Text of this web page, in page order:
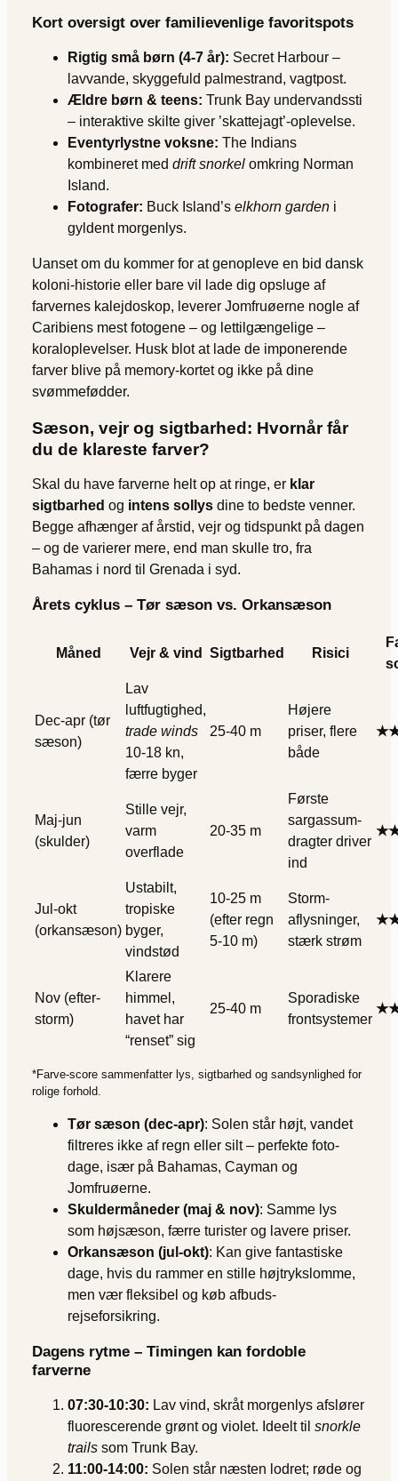
Kort oversigt over familievenlige favoritspots
Rigtig små børn (4-7 år): Secret Harbour –
lavvande, skyggefuld palmestrand, vagtpost.
Ældre børn & teens: Trunk Bay undervandssti
– interaktive skilte giver ’skattejagt’-oplevelse.
Eventyrlystne voksne: The Indians
kombineret med drift snorkel omkring Norman
Island.
Fotografer: Buck Island’s elkhorn garden i
gyldent morgenlys.
Uanset om du kommer for at genopleve en bid dansk
koloni-historie eller bare vil lade dig opsluge af
farvernes kalejdoskop, leverer Jomfruøerne nogle af
Caribiens mest fotogene – og lettilgængelige –
koraloplevelser. Husk blot at lade de imponerende
farver blive på memory-kortet og ikke på dine
svømmefødder.
Sæson, vejr og sigtbarhed: Hvornår får
du de klareste farver?
Skal du have farverne helt op at ringe, er klar
sigtbarhed og intens sollys dine to bedste venner.
Begge afhænger af årstid, vejr og tidspunkt på dagen
– og de varierer mere, end man skulle tro, fra
Bahamas i nord til Grenada i syd.
Årets cyklus – Tør sæson vs. Orkansæson
Måned Vejr & vind Sigtbarhed Risici
Dec-apr (tør
sæson)
Lav
luftfugtighed,
trade winds
10-18 kn,
færre byger
25-40 m
Højere
priser, flere
både
Maj-jun
(skulder)
Stille vejr,
varm
overflade
20-35 m
Første
sargassum-
dragter driver
ind
Jul-okt
(orkansæson)
Ustabilt,
tropiske
byger,
vindstød
10-25 m
(efter regn
5-10 m)
Storm-
aflysninger,
stærk strøm
Nov (efter-
storm)
Klarere
himmel,
havet har
“renset” sig
25-40 m
Sporadiske
frontsystemer
*Farve-score sammenfatter lys, sigtbarhed og sandsynlighed for
rolige forhold.
Tør sæson (dec-apr): Solen står højt, vandet
filtreres ikke af regn eller silt – perfekte foto-
dage, især på Bahamas, Cayman og
Jomfruøerne.
Skuldermåneder (maj & nov): Samme lys
som højsæson, færre turister og lavere priser.
Orkansæson (jul-okt): Kan give fantastiske
dage, hvis du rammer en stille højtrykslomme,
men vær fleksibel og køb afbuds-
rejseforsikring.
Dagens rytme – Timingen kan fordoble
farverne
07:30-10:30: Lav vind, skråt morgenlys afslører
fluorescerende grønt og violet. Ideelt til snorkle
trails som Trunk Bay.
11:00-14:00: Solen står næsten lodret; røde og